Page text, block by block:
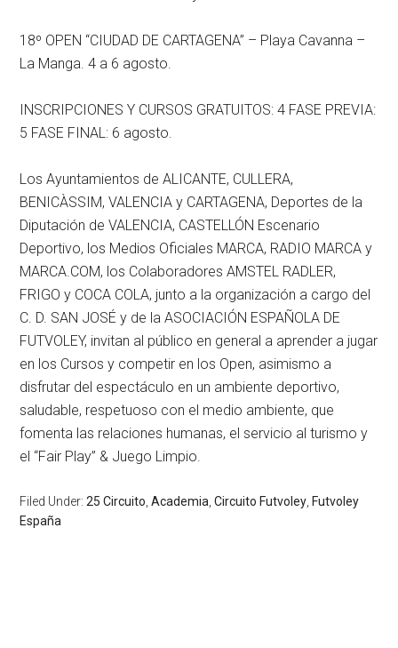
18º OPEN “CIUDAD DE CARTAGENA” – Playa Cavanna –
La Manga. 4 a 6 agosto.
INSCRIPCIONES Y CURSOS GRATUITOS: 4 FASE PREVIA:
5 FASE FINAL: 6 agosto.
Los Ayuntamientos de ALICANTE, CULLERA,
BENICÀSSIM, VALENCIA y CARTAGENA, Deportes de la
Diputación de VALENCIA, CASTELLÓN Escenario
Deportivo, los Medios Oficiales MARCA, RADIO MARCA y
MARCA.COM, los Colaboradores AMSTEL RADLER,
FRIGO y COCA COLA, junto a la organización a cargo del
C. D. SAN JOSÉ y de la ASOCIACIÓN ESPAÑOLA DE
FUTVOLEY, invitan al público en general a aprender a jugar
en los Cursos y competir en los Open, asimismo a
disfrutar del espectáculo en un ambiente deportivo,
saludable, respetuoso con el medio ambiente, que
fomenta las relaciones humanas, el servicio al turismo y
el “Fair Play” & Juego Limpio.
Filed Under:25 Circuito ,Academia ,Circuito Futvoley Futvoley
España